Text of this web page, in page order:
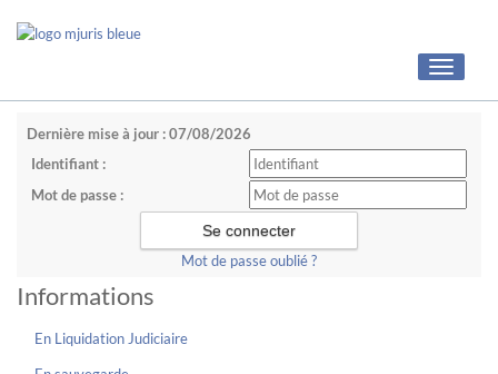
Toggle
Dernière mise à jour : 07/08/2026
Identifiant :
Mot de passe :
Mot de passe oublié ?
Informations
En Liquidation Judiciaire